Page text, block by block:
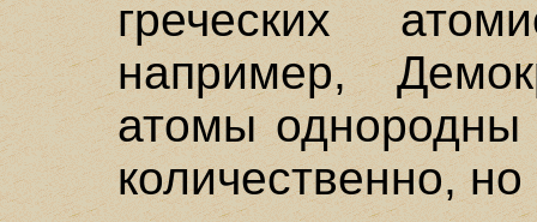
греческих
например,
атомы однородны
количественно,